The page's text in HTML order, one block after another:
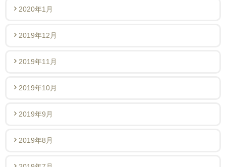
2020年1月
2019年12月
2019年11月
2019年10月
2019年9月
2019年8月